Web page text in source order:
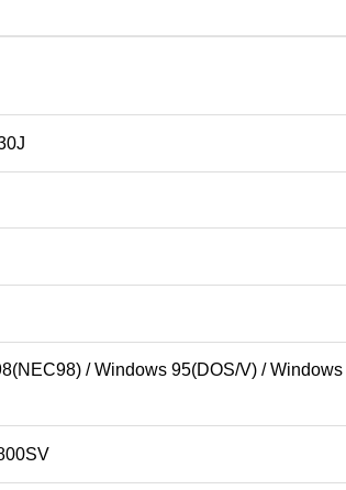
/ Windows 95(DOS/V) /